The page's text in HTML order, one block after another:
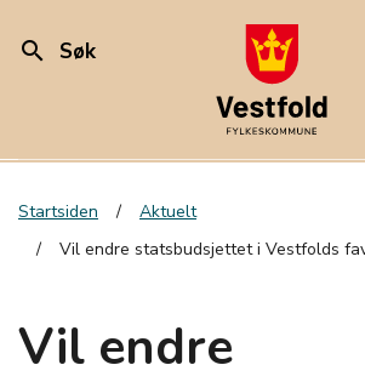
search Søk
Startsiden
Aktuelt
Vil endre statsbudsjettet i Vestfolds
Vil endre